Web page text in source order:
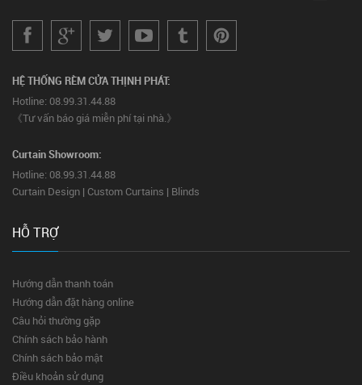
HỆ THỐNG RÈM CỬA THỊNH PHÁT:
Hotline: 08.99.31.44.88
《Tư vấn báo giá miễn phí tại nhà.》
Curtain Showroom:
Hotline: 08.99.31.44.88
Curtain Design | Custom Curtains | Blinds
HỖ TRỢ
Hướng dẫn thanh toán
Hướng dẫn đặt hàng online
Câu hỏi thường gặp
Chính sách bảo hành
Chính sách bảo mật
Điều khoản sử dụng